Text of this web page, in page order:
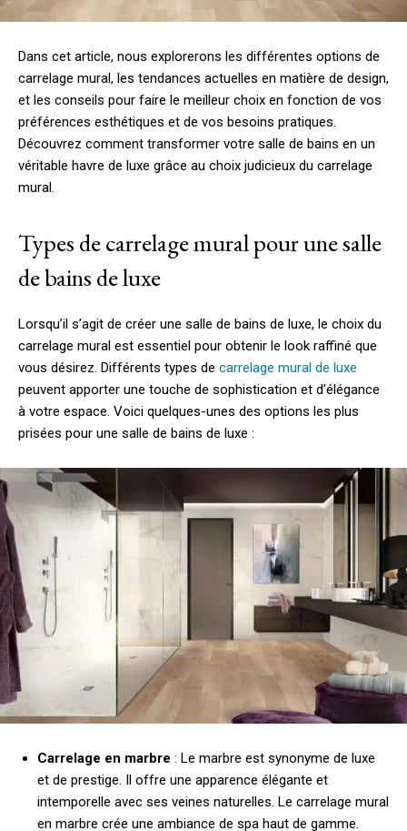
Dans cet article, nous explorerons les différentes options de
carrelage mural, les tendances actuelles en matière de design,
et les conseils pour faire le meilleur choix en fonction de vos
préférences esthétiques et de vos besoins pratiques.
Découvrez comment transformer votre salle de bains en un
véritable havre de luxe grâce au choix judicieux du carrelage
mural.
Types de carrelage mural pour une salle
de bains de luxe
Lorsqu’il s’agit de créer une salle de bains de luxe, le choix du
carrelage mural est essentiel pour obtenir le look raffiné que
vous désirez. Différents types de carrelage mural de luxe
peuvent apporter une touche de sophistication et d’élégance
à votre espace. Voici quelques-unes des options les plus
prisées pour une salle de bains de luxe :
Carrelage en marbre : Le marbre est synonyme de luxe
et de prestige. Il offre une apparence élégante et
intemporelle avec ses veines naturelles. Le carrelage mural
en marbre crée une ambiance de spa haut de gamme.